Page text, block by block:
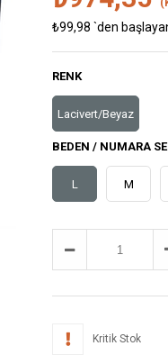
₺99,98 `den
RENK
Lacivert/Beyaz
BEDEN / NUMARA
L M
Kritik Stok